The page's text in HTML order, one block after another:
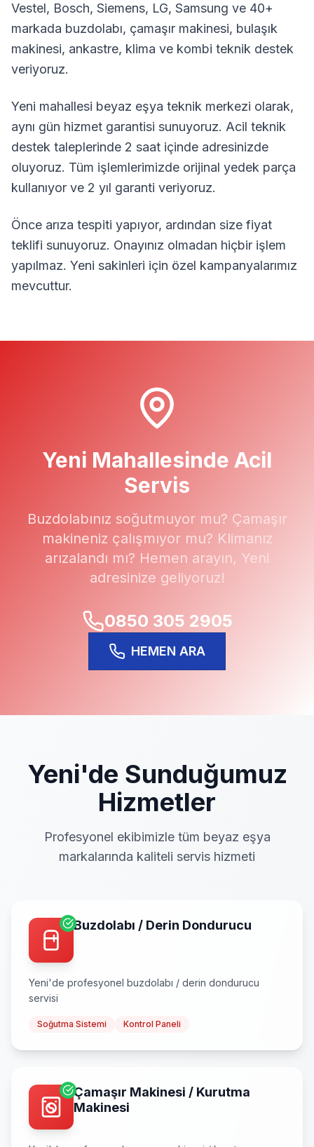
Vestel, Bosch, Siemens, LG, Samsung ve 40+
markada buzdolabı, çamaşır makinesi, bulaşık
makinesi, ankastre, klima ve kombi teknik destek
veriyoruz.
Yeni mahallesi beyaz eşya teknik merkezi olarak,
aynı gün hizmet garantisi sunuyoruz. Acil teknik
destek taleplerinde 2 saat içinde adresinizde
oluyoruz. Tüm işlemlerimizde orijinal yedek parça
kullanıyor ve 2 yıl garanti veriyoruz.
Önce arıza tespiti yapıyor, ardından size fiyat
teklifi sunuyoruz. Onayınız olmadan hiçbir işlem
yapılmaz. Yeni sakinleri için özel kampanyalarımız
mevcuttur.
Yeni Mahallesinde Acil
Servis
Buzdolabınız soğutmuyor mu? Çamaşır
makineniz çalışmıyor mu? Klimanız
arızalandı mı? Hemen arayın, Yeni
adresinize geliyoruz!
0850 305 2905
HEMEN ARA
Yeni'de Sunduğumuz
Hizmetler
Profesyonel ekibimizle tüm beyaz eşya
markalarında kaliteli servis hizmeti
Buzdolabı / Derin Dondurucu
Yeni'de profesyonel buzdolabı / derin dondurucu
servisi
Soğutma Sistemi Kontrol Paneli
Çamaşır Makinesi / Kurutma
Makinesi